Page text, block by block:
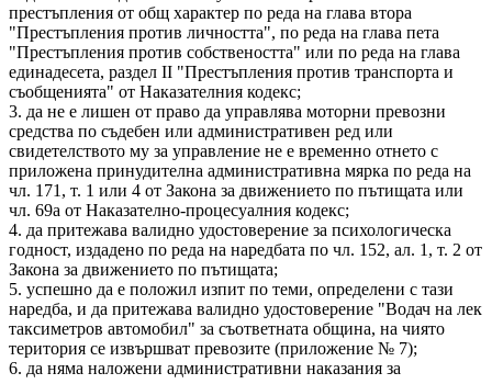
престъпления от общ характер по реда на глава втора
"Престъпления против личността", по реда на глава пета
"Престъпления против собствеността" или по реда на глава
единадесета, раздел II "Престъпления против транспорта и
съобщенията" от Наказателния кодекс;
3. да не е лишен от право да управлява моторни превозни
средства по съдебен или административен ред или
свидетелството му за управление не е временно отнето с
приложена принудителна административна мярка по реда на
чл. 171, т. 1 или 4 от Закона за движението по пътищата или
чл. 69а от Наказателно-процесуалния кодекс;
4. да притежава валидно удостоверение за психологическа
годност, издадено по реда на наредбата по чл. 152, ал. 1, т. 2 от
Закона за движението по пътищата;
5. успешно да е положил изпит по теми, определени с тази
наредба, и да притежава валидно удостоверение "Водач на лек
таксиметров автомобил" за съответната община, на чиято
територия се извършват превозите (приложение № 7);
6. да няма наложени административни наказания за